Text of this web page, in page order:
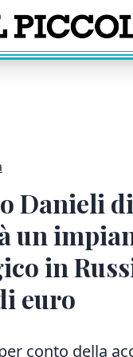
Danieli
un
in
euro
conto della